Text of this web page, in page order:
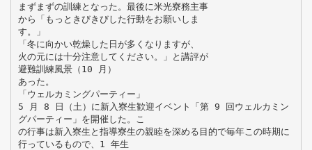
まずまずの訓練となった。最後に米光寮務主事
から「もっときびきびした行動をお願いしま
す。」
「冬に向かい乾燥した日が多くなりますが、
火の元には十分注意してください。」と講評が
避難訓練風景（10 月）
あった。
「ウェルカミングパーティー」
5 月 8 日（土）に新入寮生歓迎イベント「第 9 回ウェルカミン
グパーティー」を開催した。こ
の行事は新入寮生と指導寮生の親睦を深める目的で毎年この時期に
行っているもので、1 年生